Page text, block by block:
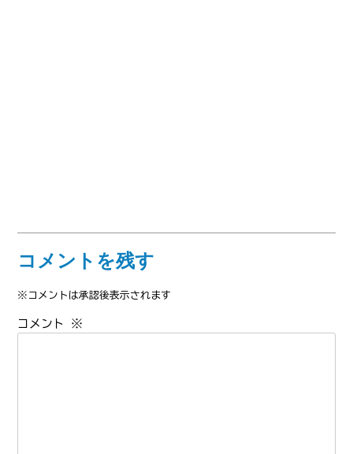
コメントを残す
※コメントは承認後表示されます
コメント ※